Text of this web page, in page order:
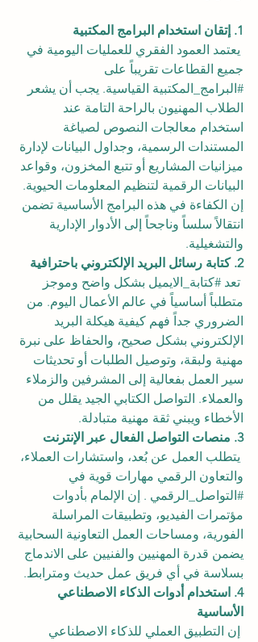
1. إتقان استخدام البرامج المكتبية
يعتمد العمود الفقري للعمليات اليومية في
جميع القطاعات تقريباً على
#البرامج_المكتبية القياسية. يجب أن يشعر
الطلاب المهنيون بالراحة التامة عند
استخدام معالجات النصوص لصياغة
المستندات الرسمية، وجداول البيانات لإدارة
ميزانيات المشاريع أو تتبع المخزون، وقواعد
البيانات الرقمية لتنظيم المعلومات الحيوية.
إن الكفاءة في هذه البرامج الأساسية تضمن
انتقالاً سلساً وناجحاً إلى الأدوار الإدارية
والتشغيلية.
2. كتابة رسائل البريد الإلكتروني باحترافية
#كتابة_الايميل بشكل واضح وموجز
متطلباً أساسياً في عالم الأعمال اليوم. من
الضروري جداً فهم كيفية هيكلة البريد
الإلكتروني بشكل صحيح، والحفاظ على نبرة
مهنية ولبقة، وتوصيل الطلبات أو تحديثات
سير العمل بفعالية إلى المشرفين والزملاء
والعملاء. التواصل الكتابي الجيد يقلل من
الأخطاء ويبني ثقة مهنية متبادلة.
3. منصات التواصل الفعال عبر الإنترنت
يتطلب العمل عن بُعد، واستشارات العملاء،
والتعاون الرقمي مهارات قوية في
#التواصل_الرقمي . إن الإلمام بأدوات
مؤتمرات الفيديو، وتطبيقات المراسلة
الفورية، ومساحات العمل التعاونية السحابية
يضمن قدرة المهنيين والفنيين على الاندماج
بسلاسة في أي فريق عمل حديث ومترابط.
4. استخدام أدوات الذكاء الاصطناعي
الأساسية
إن التطبيق العملي للذكاء الاصطناعي